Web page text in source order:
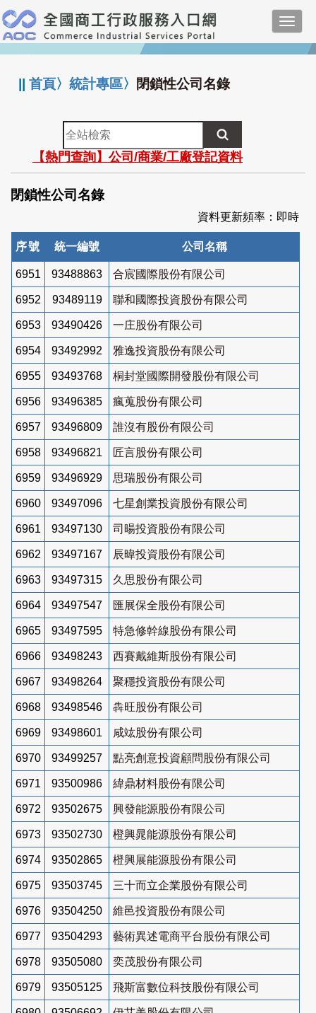
跳
到
主
要
:::
||首頁〉統計專區〉 閉鎖性公司名錄
全
站
檢
索
【熱門查詢】公司/商業/工廠登記資料
閉鎖性公司名錄
資料更新頻率：即時
序號 統一編號 公司名稱
6951 93488863 合宸國際股份有限公司
6952 93489119 聯和國際投資股份有限公司
6953 93490426 一庄股份有限公司
6954 93492992 雅逸投資股份有限公司
6955 93493768 桐封堂國際開發股份有限公司
6956 93496385 瘋蒐股份有限公司
6957 93496809 誰沒有股份有限公司
6958 93496821 匠言股份有限公司
6959 93496929 思瑞股份有限公司
6960 93497096 七星創業投資股份有限公司
6961 93497130 司暘投資股份有限公司
6962 93497167 辰暐投資股份有限公司
6963 93497315 久思股份有限公司
6964 93497547 匯展保全股份有限公司
6965 93497595 特急修幹線股份有限公司
6966 93498243 西賽戴維斯股份有限公司
6967 93498264 聚穩投資股份有限公司
6968 93498546 犇旺股份有限公司
6969 93498601 咸竑股份有限公司
6970 93499257 點亮創意投資顧問股份有限公司
6971 93500986 緯鼎材料股份有限公司
6972 93502675 興發能源股份有限公司
6973 93502730 橙興晁能源股份有限公司
6974 93502865 橙興展能源股份有限公司
6975 93503745 三十而立企業股份有限公司
6976 93504250 維邑投資股份有限公司
6977 93504293 藝術異述電商平台股份有限公司
6978 93505080 奕茂股份有限公司
6979 93505125 飛斯富數位科技股份有限公司